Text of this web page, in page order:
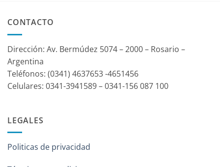
CONTACTO
Dirección: Av. Bermúdez 5074 – 2000 – Rosario –
Argentina
Teléfonos: (0341) 4637653 -4651456
Celulares: 0341-3941589 – 0341-156 087 100
LEGALES
Politicas de privacidad